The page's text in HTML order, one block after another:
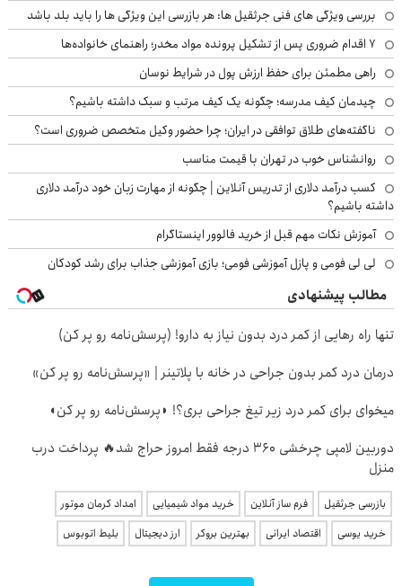
بررسی ویژگی های فنی جرثقیل ها: هر بازرسی این ویژگی ها را باید بلد باشد
۷ اقدام ضروری پس از تشکیل پرونده مواد مخدر؛ راهنمای خانواده‌ها
راهی مطمئن برای حفظ ارزش پول در شرایط نوسان
چیدمان کیف مدرسه؛ چگونه یک کیف مرتب و سبک داشته باشیم؟
ناگفته‌های طلاق توافقی در ایران؛ چرا حضور وکیل متخصص ضروری است؟
روانشناس خوب در تهران با قیمت مناسب
کسب درآمد دلاری از تدریس آنلاین | چگونه از مهارت زبان خود درآمد دلاری
داشته باشیم؟
آموزش نکات مهم قبل از خرید فالوور اینستاگرام
لی لی فومی و پازل آموزشی فومی؛ بازی آموزشی جذاب برای رشد کودکان
مطالب پیشنهادی
تنها راه رهایی از کمر درد بدون نیاز به دارو! (پرسش‌نامه رو پر کن)
درمان درد کمر بدون جراحی در خانه با پلاتینر | «پرسش‌نامه رو پر کن»
میخوای برای کمر درد زیر تیغ جراحی بری؟! ◗پرسش‌نامه رو پر کن◖
دوربین لامپی چرخشی 360 درجه فقط امروز حراج شد🔥 پرداخت درب
منزل
بازرسی جرثقیل فرم ساز آنلاین خرید مواد شیمیایی
امداد کرمان موتور
خرید یوسی
اقتصاد ایرانی بهترین بروکر ارز دیجیتال بلیط اتوبوس